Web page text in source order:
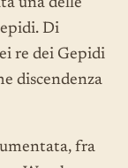
una delle
Di
re dei Gepidi
discendenza
fra